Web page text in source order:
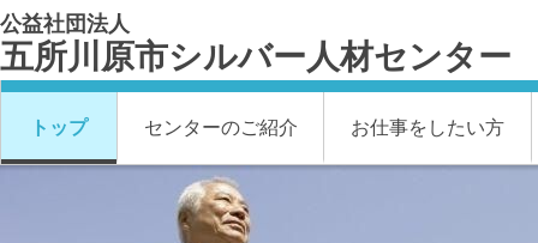
公益社団法人
五所川原市シルバー人材センター
トップ センターのご紹介 お仕事をしたい方